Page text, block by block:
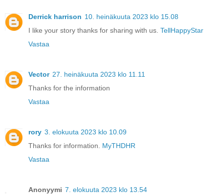
Derrick harrison 10. heinäkuuta 2023 klo 15.08
I like your story thanks for sharing with us. TellHappyStar
Vastaa
Vector 27. heinäkuuta 2023 klo 11.11
Thanks for the information
Vastaa
rory 3. elokuuta 2023 klo 10.09
Thanks for information. MyTHDHR
Vastaa
Anonyymi 7. elokuuta 2023 klo 13.54